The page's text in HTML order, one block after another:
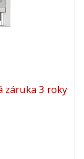
záruka 3 roky